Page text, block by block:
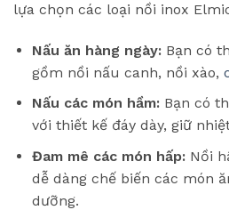
lựa chọn các loại nồi inox
Nấu ăn hàng ngày:Bạn có
gồm nồi nấu canh, nồi xào,
Nấu các món hầm:Bạn có
với thiết kế đáy dày, giữ
Đam mê các món hấp:Nồi
dễ dàng chế biến các món
dưỡng.